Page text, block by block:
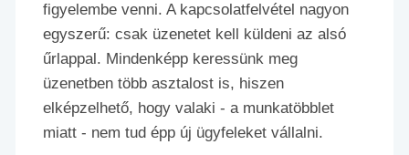
figyelembe venni. A kapcsolatfelvétel nagyon
egyszerű: csak üzenetet kell küldeni az alsó
űrlappal. Mindenképp keressünk meg
üzenetben több asztalost is, hiszen
elképzelhető, hogy valaki - a munkatöbblet
miatt - nem tud épp új ügyfeleket vállalni.